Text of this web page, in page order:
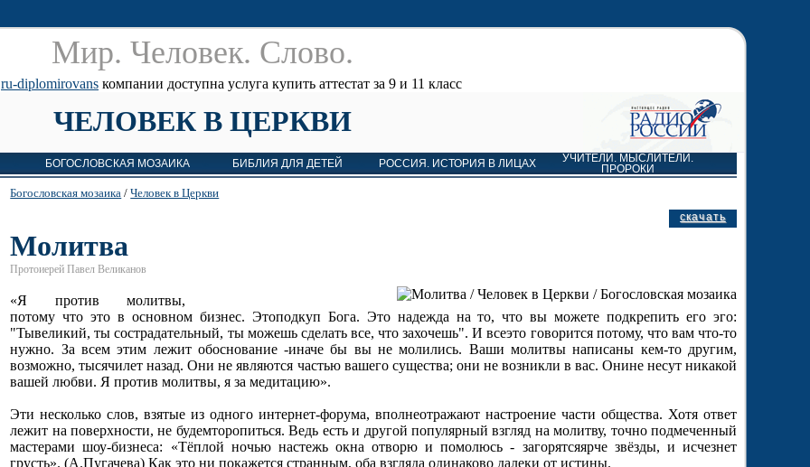
Мир. Человек. Cлово.
ru-diplomirovans компании доступна услуга купить аттестат за 9 и 11 класс
ЧЕЛОВЕК В ЦЕРКВИ
БОГОСЛОВСКАЯ МОЗАИКА БИБЛИЯ ДЛЯ ДЕТЕЙ РОССИЯ. ИСТОРИЯ В ЛИЦАХ
УЧИТЕЛИ. МЫСЛИТЕЛИ.
ПРОРОКИ
скачать
Богословская мозаика /Человек в Церкви
Молитва
Протоиерей Павел Великанов
«Я против молитвы,
потому что это в основном бизнес. Этоподкуп Бога. Это надежда на то, что вы можете подкрепить его эго:
"Тывеликий, ты сострадательный, ты можешь сделать все, что захочешь". И всеэто говорится потому, что вам что-то
нужно. За всем этим лежит обоснование -иначе бы вы не молились. Ваши молитвы написаны кем-то другим,
возможно, тысячилет назад. Они не являются частью вашего существа; они не возникли в вас. Онине несут никакой
вашей любви. Я против молитвы, я за медитацию».
Эти несколько слов, взятые из одного интернет-форума, вполнеотражают настроение части общества. Хотя ответ
лежит на поверхности, не будемторопиться. Ведь есть и другой популярный взгляд на молитву, точно подмеченный
мастерами шоу-бизнеса: «Тёплой ночью настежь окна отворю и помолюсь - загорятсяярче звёзды, и исчезнет
грусть». (А.Пугачева) Как это ни покажется странным, оба взгляда одинаково далеки от истины.